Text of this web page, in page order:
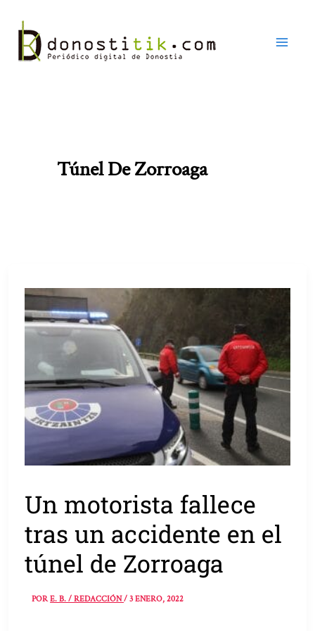
contenido
Túnel De Zorroaga
Un motorista fallece
tras un accidente en el
túnel de Zorroaga
PORE. B. / REDACCIÓN/3 ENERO, 2022